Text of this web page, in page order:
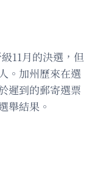
11月的決選，但
。加州歷來在選
遲到的郵寄選票
舉結果。